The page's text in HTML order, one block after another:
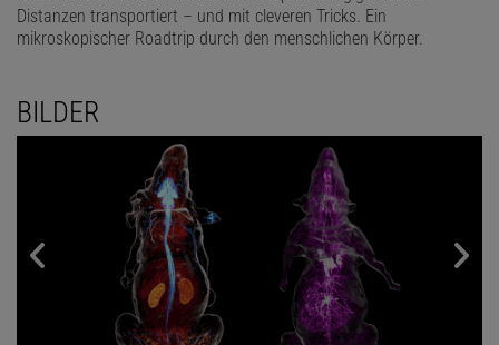
Distanzen transportiert – und mit cleveren Tricks. Ein
mikroskopischer Roadtrip durch den menschlichen Körper.
BILDER